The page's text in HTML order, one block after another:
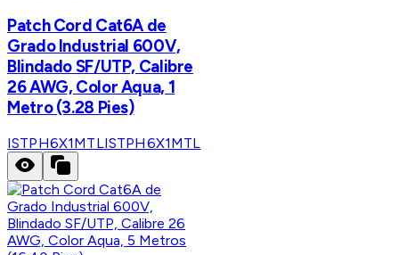
Patch Cord Cat6A de
Grado Industrial 600V,
Blindado SF/UTP, Calibre
26 AWG, Color Aqua, 1
Metro (3.28 Pies)
ISTPH6X1MTLISTPH6X1MTL